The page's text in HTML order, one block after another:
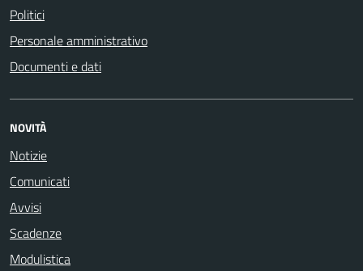
Politici
Personale amministrativo
Documenti e dati
NOVITÀ
Notizie
Comunicati
Avvisi
Scadenze
Modulistica